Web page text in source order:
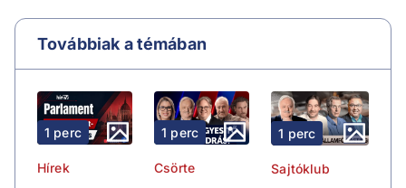
Továbbiak a témában
1 perc
Hírek
1 perc
Csörte
1 perc
Sajtóklub